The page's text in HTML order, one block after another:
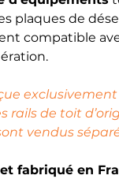
plaques de
compatible
rails de toit
vendus
fabriqué en